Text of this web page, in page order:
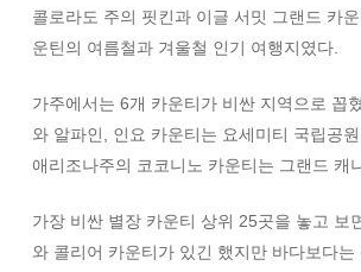
콜로라도 주의 핏킨과 이글 서밋 그랜드 카
운틴의 여름철과 겨울철 인기 여행지였다.
가주에서는 6개 카운티가 비싼 지역으로 꼽
와 알파인, 인요 카운티는 요세미티 국립공
애리조나주의 코코니노 카운티는 그랜드 캐
가장 비싼 별장 카운티 상위 25곳을 놓고 보
와 콜리어 카운티가 있긴 했지만 바다보다는